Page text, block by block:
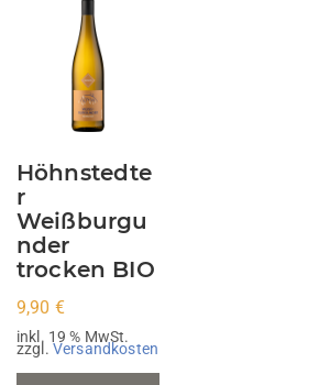
Höhnstedte
r
Weißburgu
nder
trocken BIO
9,90 €
inkl. 19 % MwSt.
zzgl. Versandkosten